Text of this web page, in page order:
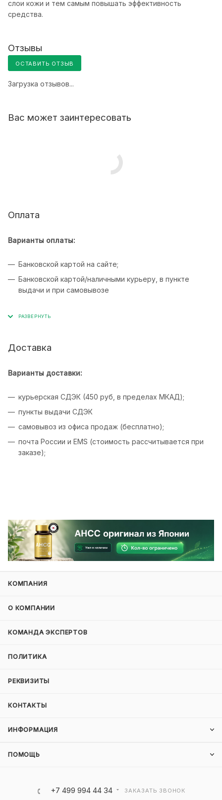
слои кожи и тем самым повышать эффективность
средства.
Отзывы
ОСТАВИТЬ ОТЗЫВ
Загрузка отзывов...
Вас может заинтересовать
Оплата
Варианты оплаты:
Банковской картой на сайте;
Банковской картой/наличными курьеру, в пункте
выдачи и при самовывозе
Доставка
Варианты доставки:
курьерская СДЭК (450 руб, в пределах МКАД);
пункты выдачи СДЭК
самовывоз из офиса продаж (бесплатно);
почта России и EMS (стоимость рассчитывается при
заказе);
КОМПАНИЯ
О КОМПАНИИ
КОМАНДА ЭКСПЕРТОВ
ПОЛИТИКА
РЕКВИЗИТЫ
КОНТАКТЫ
ИНФОРМАЦИЯ
ПОМОЩЬ
+7 499 994 44 34 ЗАКАЗАТЬ ЗВОНОК